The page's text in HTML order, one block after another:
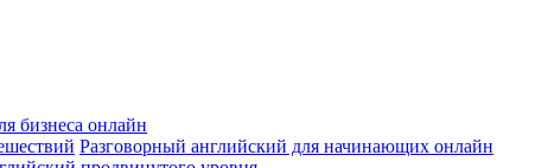
бизнеса онлайн
Разговорный английский для начинающих онлайн